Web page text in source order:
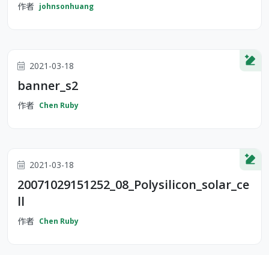
作者 johnsonhuang
2021-03-18
banner_s2
作者 Chen Ruby
2021-03-18
20071029151252_08_Polysilicon_solar_ce
ll
作者 Chen Ruby